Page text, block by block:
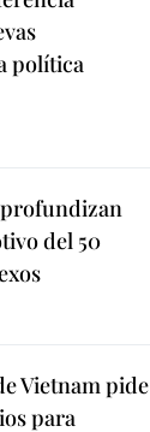
política
del 50
Vietnam pide
para